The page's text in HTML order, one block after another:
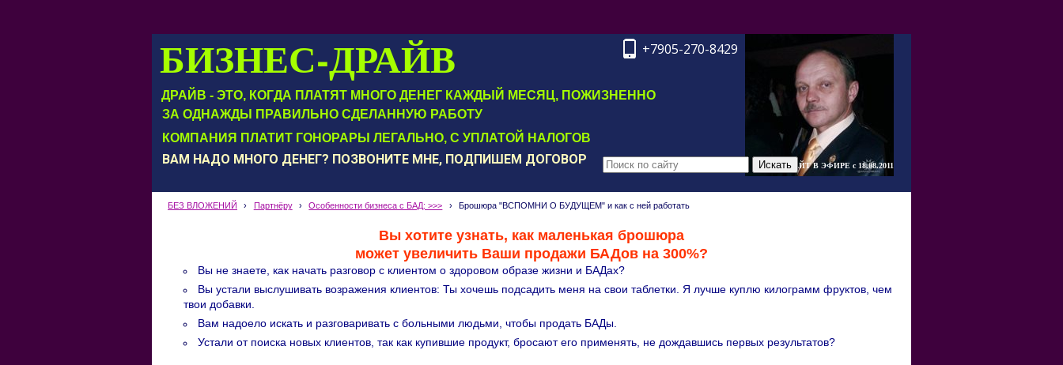
САЙТ В ЭФИРЕ c 18.08.2011
+7905-270-8429
БИЗНЕС-ДРАЙВ
ДРАЙВ - ЭТО, КОГДА ПЛАТЯТ МНОГО ДЕНЕГ КАЖДЫЙ МЕСЯЦ, ПОЖИЗНЕННО
КОМПАНИЯ ПЛАТИТ ГОНОРАРЫ ЛЕГАЛЬНО, С УПЛАТОЙ НАЛОГОВ
ЗА ОДНАЖДЫ ПРАВИЛЬНО СДЕЛАННУЮ РАБОТУ
ВАМ НАДО МНОГО ДЕНЕГ? ПОЗВОНИТЕ МНЕ, ПОДПИШЕМ ДОГОВОР
БЕЗ ВЛОЖЕНИЙ › Партнёру › Особенности бизнеса с БАД: >>> › Брошюра "ВСПОМНИ О БУДУЩЕМ" и как с ней работать
Вы хотите узнать, как маленькая брошюра
может увеличить Ваши продажи БАДов на 300%?
Вы не знаете, как начать разговор с клиентом о здоровом образе жизни и БАДах?
Вы устали выслушивать возражения клиентов: Ты хочешь подсадить меня на свои таблетки. Я лучше куплю килограмм фруктов, чем
твои добавки.
Вам надоело искать и разговаривать с больными людьми, чтобы продать БАДы.
Устали от поиска новых клиентов, так как купившие продукт, бросают его применять, не дождавшись первых результатов?